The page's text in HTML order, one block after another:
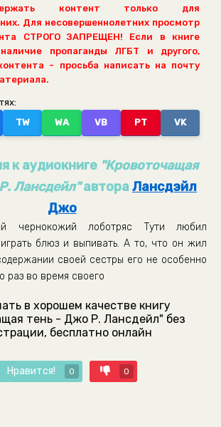
контент только для
Для несовершеннолетних просмотр
СТРОГО ЗАПРЕЩЕН! Если в книге
пропаганды ЛГБТ и другого,
- просьба написать на почту
TW WA VB PT VK
к аудиокниге "Кровоточащая
Лансдейл"автора Лансдэйл
Джо
чернокожий лоботряс Тути любил
играть блюз и выпивать. А то, что он жил
своей сестры его не особенно
раз во время своего
в хорошем качестве книгу
тень - Джо Р. Лансдейл" без
бесплатно онлайн
Нравится! 0 0